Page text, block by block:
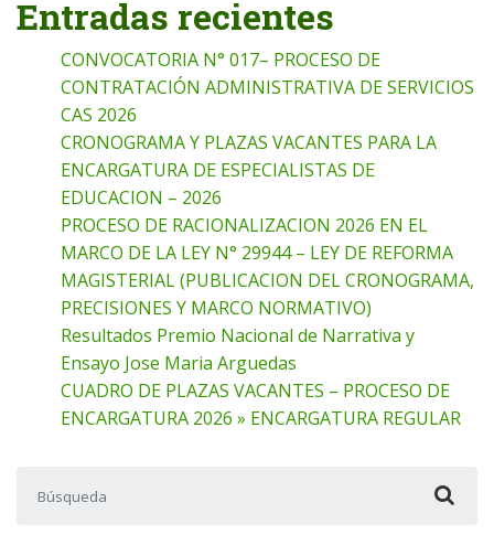
Entradas recientes
CONVOCATORIA N° 017– PROCESO DE
CONTRATACIÓN ADMINISTRATIVA DE SERVICIOS
CAS 2026
CRONOGRAMA Y PLAZAS VACANTES PARA LA
ENCARGATURA DE ESPECIALISTAS DE
EDUCACION – 2026
PROCESO DE RACIONALIZACION 2026 EN EL
MARCO DE LA LEY N° 29944 – LEY DE REFORMA
MAGISTERIAL (PUBLICACION DEL CRONOGRAMA,
PRECISIONES Y MARCO NORMATIVO)
Resultados Premio Nacional de Narrativa y
Ensayo Jose Maria Arguedas
CUADRO DE PLAZAS VACANTES – PROCESO DE
ENCARGATURA 2026 » ENCARGATURA REGULAR